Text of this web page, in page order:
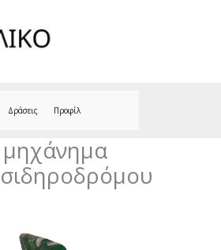
Δράσεις Προφίλ
μηχάνημα
σιδηροδρόμου